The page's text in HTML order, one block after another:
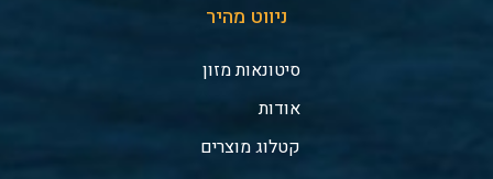
ניווט מהיר
סיטונאות מזון
אודות
קטלוג מוצרים